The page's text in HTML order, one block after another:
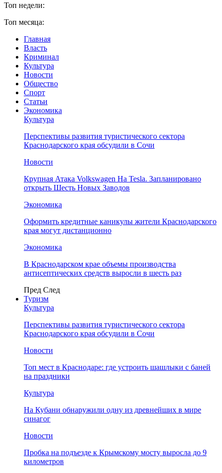
Топ недели:
Топ месяца:
Главная
Власть
Криминал
Культура
Новости
Общество
Спорт
Статьи
Экономика
Культура
Перспективы развития туристического сектора
Краснодарского края обсудили в Сочи
Новости
Крупная Атака Volkswagen На Tesla. Запланировано
открыть Шесть Новых Заводов
Экономика
Оформить кредитные каникулы жители Краснодарского
края могут дистанционно
Экономика
В Краснодарском крае объемы производства
антисептических средств выросли в шесть раз
Пред След
Туризм
Культура
Перспективы развития туристического сектора
Краснодарского края обсудили в Сочи
Новости
Топ мест в Краснодаре: где устроить шашлыки с баней
на праздники
Культура
На Кубани обнаружили одну из древнейших в мире
синагог
Новости
Пробка на подъезде к Крымскому мосту выросла до 9
километров